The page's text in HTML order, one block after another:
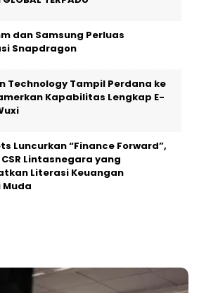
dan Samsung Perluas
Snapdragon
Technology Tampil Perdana ke
Kapabilitas Lengkap E-
Luncurkan “Finance Forward”,
Lintasnegara yang
Literasi Keuangan
Muda